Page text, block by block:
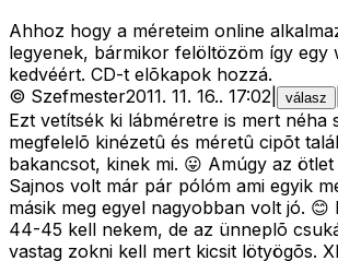
Ahhoz hogy a méreteim online
legyenek, bármikor felöltözöm így egy
kedvéért. CD-t elõkapok hozzá.
© Szefmester2011. 11. 16.. 17:02 válasz
Ezt vetítsék ki lábméretre is mert néha
megfelelõ kinézetû és méretû cipõt
bakancsot, kinek mi. 😛 Amúgy az ötlet
Sajnos volt már pár pólóm ami egyik
másik meg egyel nagyobban volt jó. 😊
44-45 kell nekem, de az ünneplõ
vastag zokni kell mert kicsit lötyögõs.